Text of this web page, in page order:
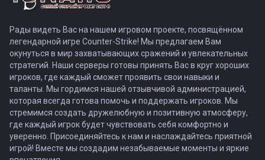
Рады видеть Вас на нашем игровом проекте, посвящённом
легендарной игре Counter-Strike! Мы предлагаем Вам
окунуться в мир захватывающих сражений и увлекательных
стратегий. Наши серверы готовы принять Вас в круг хороших
игроков, где каждый сможет проявить свои навыки и
таланты. Мы гордимся нашей отзывчивой администрацией,
которая всегда готова помочь и поддержать игроков. Мы
стремимся создать дружелюбную и позитивную атмосферу,
где каждый игрок будет чувствовать себя комфортно и
уверенно. Присоединяйтесь к нам и наслаждайтесь приятной
игрой! Вместе мы создадим незабываемые моменты и яркие